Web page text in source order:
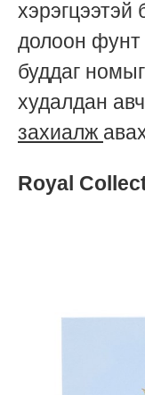
хэрэгцээтэй
долоон фунт
буддаг
худалдан
захиалж
Royal